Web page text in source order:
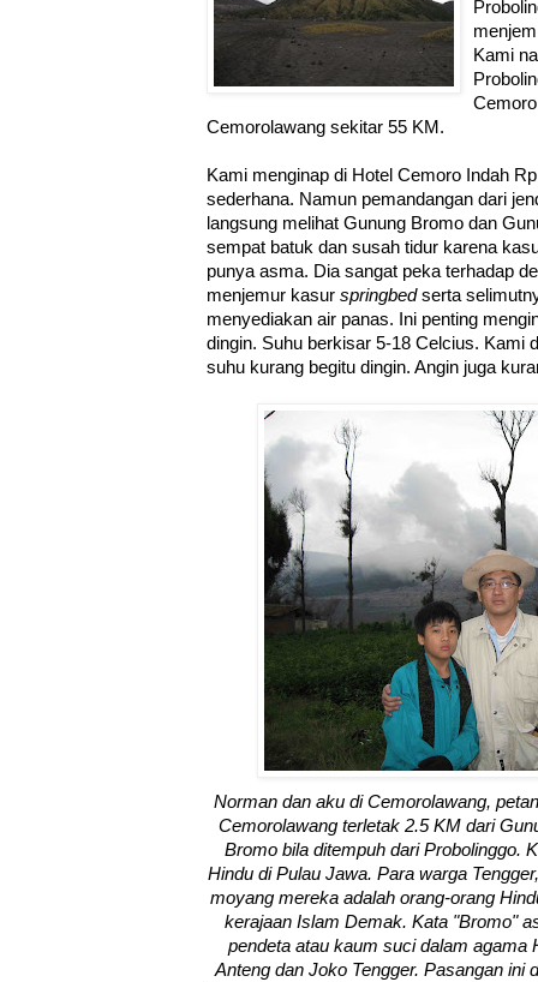
Kami
Cemorolawang sekitar 55 KM.
Kami menginap di Hotel Cemoro Indah
sederhana. Namun pemandangan dari
langsung melihat Gunung Bromo dan
sempat batuk dan susah tidur karena
punya asma. Dia sangat peka terhadap
menjemur kasur springbedserta
menyediakan air panas. Ini penting
dingin. Suhu berkisar 5-18 Celcius. Kami
suhu kurang begitu dingin. Angin juga
Norman dan aku di Cemorolawang,
Cemorolawang terletak 2.5 KM dari
Bromo bila ditempuh dari Probolinggo.
Hindu di Pulau Jawa. Para warga
moyang mereka adalah orang-orang
kerajaan Islam Demak. Kata "Bromo"
pendeta atau kaum suci dalam agama
Anteng dan Joko Tengger. Pasangan ini